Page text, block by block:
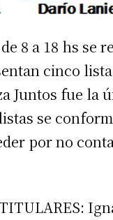
8 a 18 hs se
cinco
Juntos fue la
se
por no